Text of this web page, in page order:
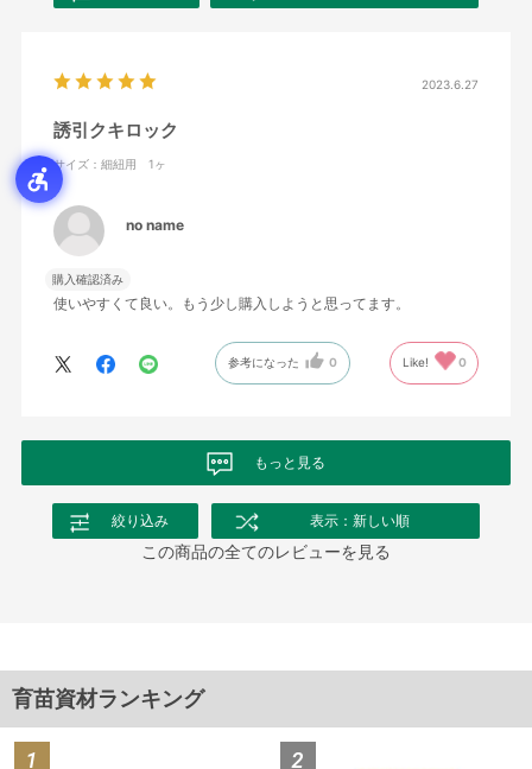
2023.6.27
誘引クキロック
サイズ：細紐用 1ヶ
no name
購入確認済み
使いやすくて良い。もう少し購入しようと思ってます。
参考になった 0 Like! 0
もっと見る
絞り込み 表示：新しい順
この商品の全てのレビューを見る
育苗資材ランキング